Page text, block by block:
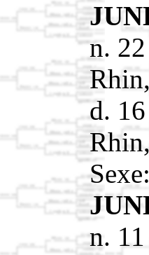
n.
d.
n.